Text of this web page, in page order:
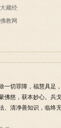
藏经
教网
切罪障，福慧具足
慈，获本妙心。兵
清净善知识，临终